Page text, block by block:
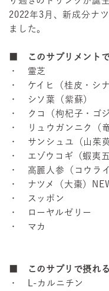
2022年3月、新成分ナ
ました。
■ このサプリメント
・ 霊芝
・ ケイヒ（桂皮・シナ
・ シソ葉（紫蘇）
・ クコ（枸杞子・ゴジ
・ リュウガンニク（
・ サンシュユ（山茱萸
・ エゾウコギ（蝦夷五
・ 高麗人参（コウラ
・ ナツメ（大棗）
・ スッポン
・ ローヤルゼリー
・ マカ
■ このサプリで摂れ
・ L-カルニチン